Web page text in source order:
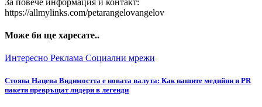
https://allmylinks.com/petarangelovangelov
Може би ще харесате..
Интересно Реклама Социални мрежи
Стояна Нацева Видимостта е новата валута: Как нашите медийни и PR
пакети превръщат лидери в легенди